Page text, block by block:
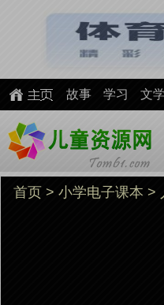
故事 学习 文学
首页 > 小学电子课本 >